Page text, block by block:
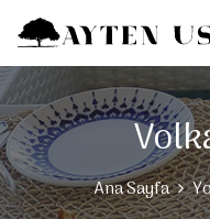
Ana Sayfa